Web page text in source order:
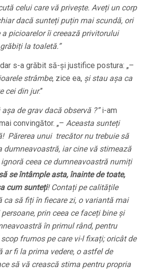
celui care vă privește. Aveți un corp
dacă sunteți puțin mai scundă, ori
picioarelor îi creează privitorului
la toaletă.”
s-a grăbit să-și justifice postura: „–
strâmbe, zice ea, și stau așa ca
cei din jur.”
așa de grav dacă observă ?”i-am
convingător. „– Aceasta sunteți
Părerea unui trecător nu trebuie să
dumneavoastră, iar cine vă stimează
ceea ce dumneavoastră numiți
se întâmple asta, înainte de toate,
cum sunteți!Contați pe calitățile
ca să fiți în fiecare zi, o variantă mai
prin ceea ce faceți bine și
în primul rând, pentru
frumos pe care vi-l fixați; oricât de
ar fi la prima vedere, o astfel de
să vă crească stima pentru propria